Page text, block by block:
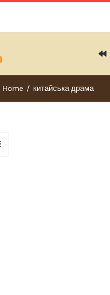
Home / китайська драма